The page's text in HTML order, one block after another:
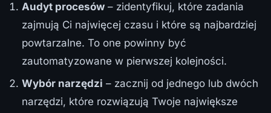
Audyt procesów – zidentyfikuj, które zadania
zajmują Ci najwięcej czasu i które są najbardziej
powtarzalne. To one powinny być
zautomatyzowane w pierwszej kolejności.
Wybór narzędzi – zacznij od jednego lub dwóch
narzędzi, które rozwiązują Twoje największe